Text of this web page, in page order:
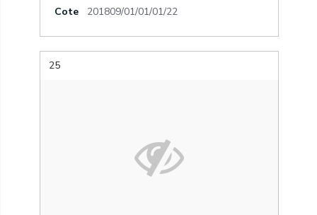
Cote
201809/01/01/01/22
25